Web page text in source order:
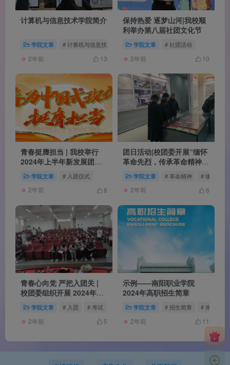
计算机与信息技术学院简介
学院文章 # 计算机与信息技术学院 # 简介
2年前 13
保持热爱 逐梦山河|我校顺
利举办第八届社团文化节
学院文章 # 社团活动
2年前 10
青春挺膺担当 | 我校举行
2024年上半年新发展团员
示范性集中入团仪式
学院文章 # 入团仪式
2年前 8
团日活动|校团委开展“缅怀
革命先烈，传承革命精神”
清明祭英烈活动
学院文章 # 革命精神 # 缅怀先烈
2年前 6
青春心向党 严把入团关 |
校团委组织开展 2024年上
半年入团积极分子 党团理
论知识测试
学院文章 # 入团 # 考试
2年前 5
示例——南阳职业学院
2024年高职招生简章
学院文章 # 招生简章 # 南职学院
2年前 11